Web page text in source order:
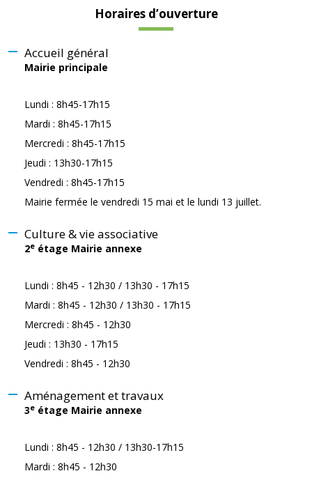
Horaires d’ouverture
Accueil général
Mairie principale
Lundi : 8h45-17h15
Mardi : 8h45-17h15
Mercredi : 8h45-17h15
Jeudi : 13h30-17h15
Vendredi : 8h45-17h15
Mairie fermée le vendredi 15 mai et le lundi 13 juillet.
Culture & vie associative
2e étage Mairie annexe
Lundi : 8h45 - 12h30 / 13h30 - 17h15
Mardi : 8h45 - 12h30 / 13h30 - 17h15
Mercredi : 8h45 - 12h30
Jeudi : 13h30 - 17h15
Vendredi : 8h45 - 12h30
Aménagement et travaux
3e étage Mairie annexe
Lundi : 8h45 - 12h30 / 13h30-17h15
Mardi : 8h45 - 12h30